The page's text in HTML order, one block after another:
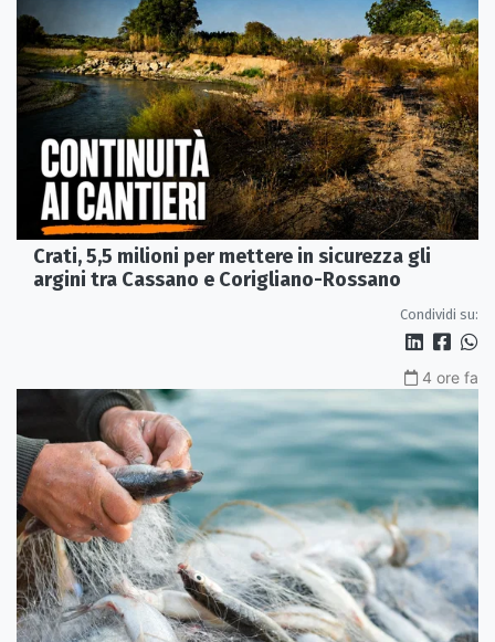
Crati, 5,5 milioni per mettere in sicurezza gli
argini tra Cassano e Corigliano-Rossano
Condividi su:
4 ore fa